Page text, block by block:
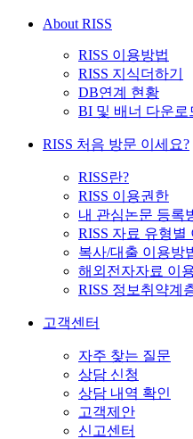
About RISS
RISS 이용방법
RISS 지식더하기
DB연계 현황
BI 및 배너 다운로
RISS 처음 방문 이세요?
RISS란?
RISS 이용권한
내 관심논문 등록
RISS 자료 유형별
복사/대출 이용방
해외전자자료 이
RISS 정보취약계
고객센터
자주 찾는 질문
상담 신청
상담 내역 확인
고객제안
신고센터